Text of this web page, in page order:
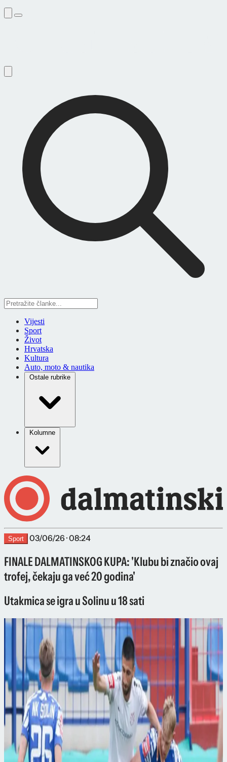
Vijesti
Sport
Život
Hrvatska
Kultura
Auto, moto & nautika
Ostale rubrike
Kolumne
Sport 03/06/26 · 08:24
FINALE DALMATINSKOG KUPA: 'Klubu bi značio ovaj
trofej, čekaju ga već 20 godina'
Utakmica se igra u Solinu u 18 sati